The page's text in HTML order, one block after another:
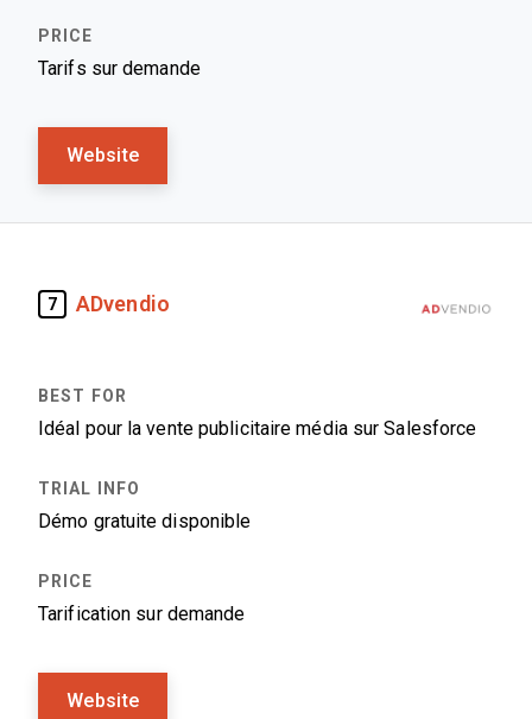
Tarifs sur demande
Website
7 ADvendio
Idéal pour la vente publicitaire média sur Salesforce
Démo gratuite disponible
Tarification sur demande
Website